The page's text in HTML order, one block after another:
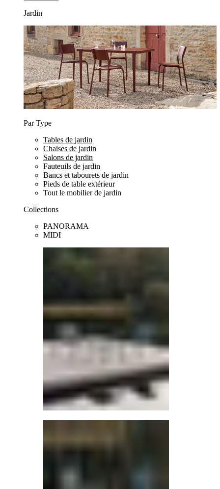
Jardin
Par Type
Tables de jardin
Chaises de jardin
Salons de jardin
Fauteuils de jardin
Bancs et tabourets de jardin
Pieds de table extérieur
Tout le mobilier de jardin
Collections
PANORAMA
MIDI